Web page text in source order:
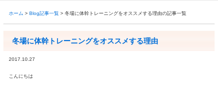
HOME 交